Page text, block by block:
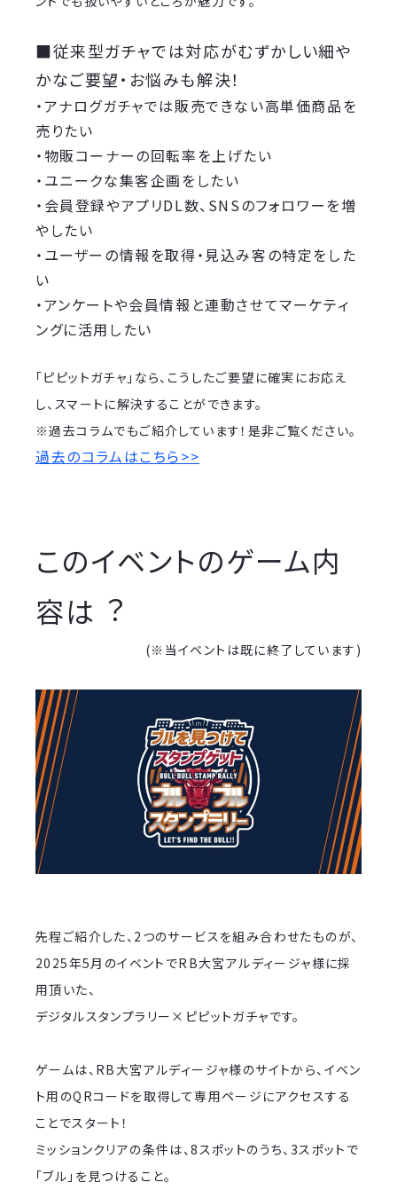
■従来型ガチャでは対応がむずかしい細や
かなご要望・お悩みも解決！
・アナログガチャでは販売できない高単価商品を
売りたい
・物販コーナーの回転率を上げたい
・ユニークな集客企画をしたい
・会員登録やアプリDL数、SNSのフォロワーを増
やしたい
・ユーザーの情報を取得・見込み客の特定をした
い
・アンケートや会員情報と連動させてマーケティ
ングに活用したい
「ピピットガチャ」なら、こうしたご要望に確実にお応え
し、スマートに解決することができます。
※過去コラムでもご紹介しています！是非ご覧ください。
過去のコラムはこちら>>
このイベントのゲーム内
容は︖
(※当イベントは既に終了しています)
先程ご紹介した、2つのサービスを組み合わせたものが、
2025年5月のイベントでRB大宮アルディージャ様に採
用頂いた、
デジタルスタンプラリー×ピピットガチャです。
ゲームは、RB大宮アルディージャ様のサイトから、イベン
ト用のQRコードを取得して専用ページにアクセスする
ことでスタート！
ミッションクリアの条件は、8スポットのうち、3スポットで
「ブル」を見つけること。